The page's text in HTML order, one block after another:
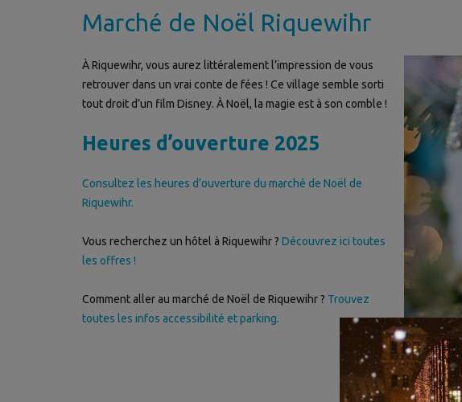
Marché de Noël Riquewihr
À Riquewihr, vous aurez littéralement l’impression de vous
retrouver dans un vrai conte de fées ! Ce village semble sorti
tout droit d’un film Disney. À Noël, la magie est à son comble !
Heures d’ouverture 2025
Consultez les heures d’ouverture du marché de Noël de
Riquewihr.
Vous recherchez un hôtel à Riquewihr ? Découvrez ici toutes
les offres !
Comment aller au marché de Noël de Riquewihr ? Trouvez
toutes les infos accessibilité et parking.